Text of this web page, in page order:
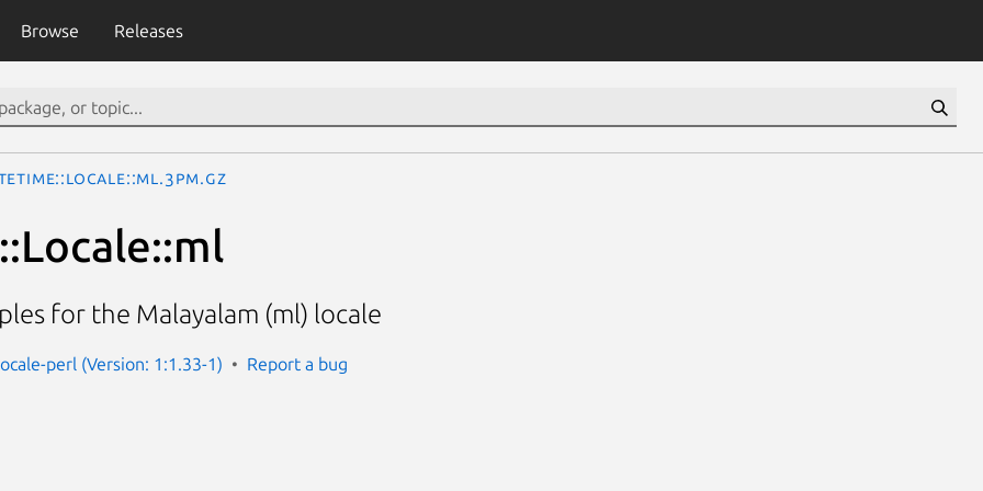
Browse Releases
for the Malayalam (ml) locale
perl (Version: 1:1.33-1) Report a bug